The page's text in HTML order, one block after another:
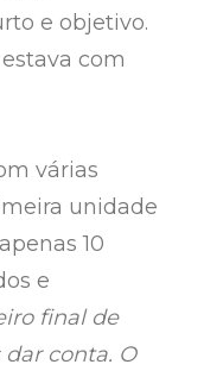
e objetivo.
com
várias
unidade
10
e
final de
conta. O